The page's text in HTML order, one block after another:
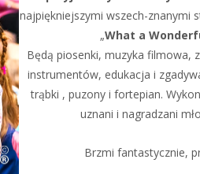
najpiękniejszymi wszech-znanymi
„What a
Będą piosenki, muzyka filmowa,
instrumentów, edukacja i
trąbki , puzony i fortepian.
uznani i nagradzani
Brzmi fantastycznie,